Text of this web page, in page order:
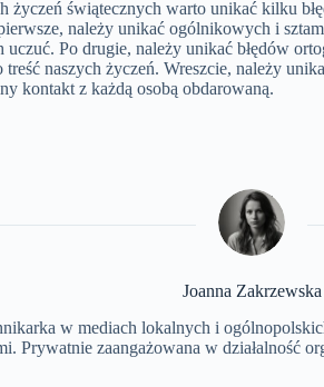
życzeń świątecznych warto unikać kilku
należy unikać ogólnikowych i
Po drugie, należy unikać błędów
naszych życzeń. Wreszcie, należy
kontakt z każdą osobą obdarowaną.
Joanna Zakrzewska
w mediach lokalnych i
Prywatnie zaangażowana w działalność